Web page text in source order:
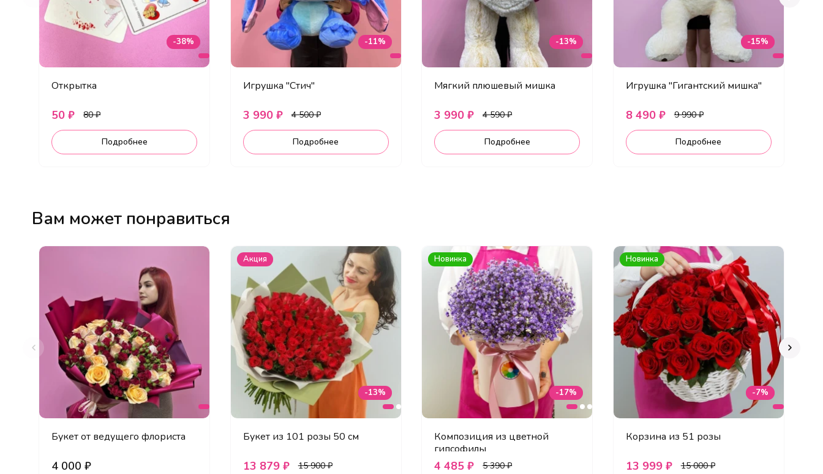
-38%
Открытка
50 ₽ 80 ₽
Подробнее
-11%
Игрушка "Стич"
3 990 ₽ 4 500 ₽
Подробнее
-13%
Мягкий плюшевый мишка
3 990 ₽ 4 590 ₽
Подробнее
-15%
Игрушка "Гигантский мишка"
8 490 ₽ 9 990 ₽
Подробнее
Вам может понравиться
Букет от ведущего флориста
4 000 ₽
Акция
-13%
Букет из 101 розы 50 см
13 879 ₽ 15 900 ₽
Новинка
-17%
Композиция из цветной
гипсофилы
4 485 ₽ 5 390 ₽
Новинка
-7%
Корзина из 51 розы
13 999 ₽ 15 000 ₽